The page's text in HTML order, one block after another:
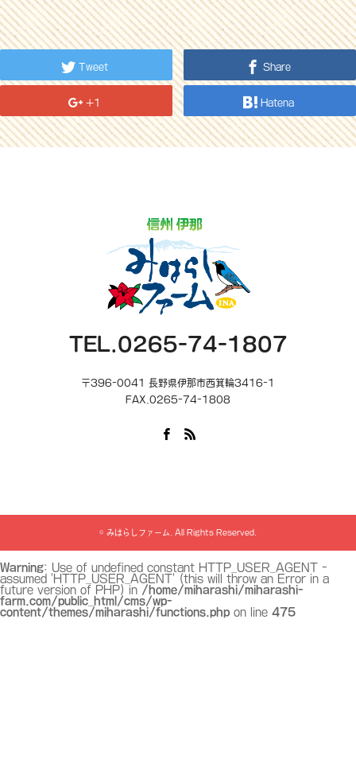
Tweet Share
+1 Hatena
TEL.0265-74-1807
〒396-0041 長野県伊那市西箕輪3416-1
FAX.0265-74-1808
© みはらしファーム . All Rights Reserved.
Warning: Use of undefined constant HTTP_USER_AGENT -
assumed 'HTTP_USER_AGENT' (this will throw an Error in a
future version of PHP) in /home/miharashi/miharashi-
farm.com/public_html/cms/wp-
content/themes/miharashi/functions.php on line 475